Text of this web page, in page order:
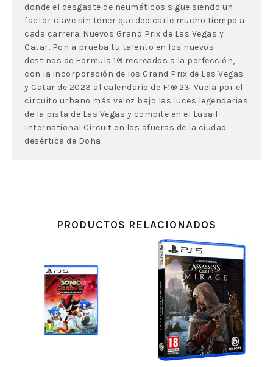
donde el desgaste de neumáticos sigue siendo un
factor clave sin tener que dedicarle mucho tiempo a
cada carrera. Nuevos Grand Prix de Las Vegas y
Catar. Pon a prueba tu talento en los nuevos
destinos de Formula 1® recreados a la perfección,
con la incorporación de los Grand Prix de Las Vegas
y Catar de 2023 al calendario de F1® 23. Vuela por el
circuito urbano más veloz bajo las luces legendarias
de la pista de Las Vegas y compite en el Lusail
International Circuit en las afueras de la ciudad
desértica de Doha.
PRODUCTOS RELACIONADOS